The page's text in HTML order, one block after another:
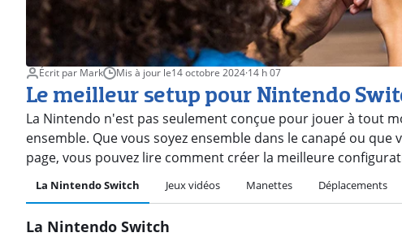
Écrit par Mark Mis à jour le14 octobre 2024·14 h 07
Le meilleur setup pour Nintendo
La Nintendo n'est pas seulement conçue pour jouer à tout
ensemble. Que vous soyez ensemble dans le canapé ou
page, vous pouvez lire comment créer la meilleure
La Nintendo Switch Jeux vidéos Manettes Déplacements
La Nintendo Switch